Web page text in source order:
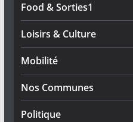
Food & Sorties1
Loisirs & Culture
Mobilité
Nos Communes
Politique